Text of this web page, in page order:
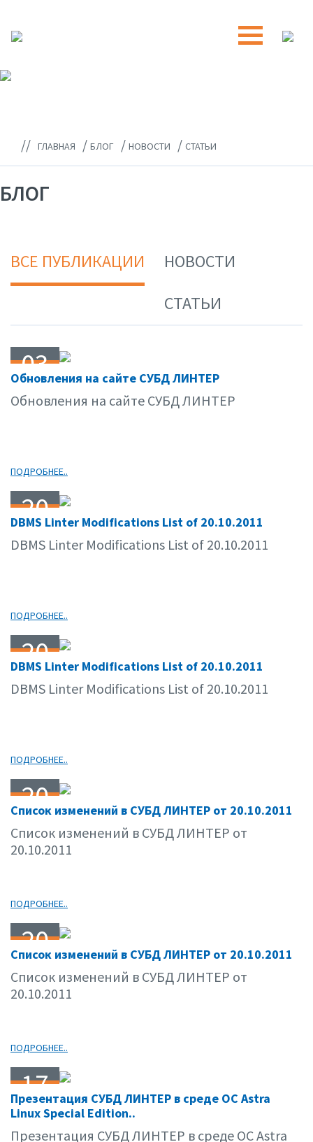
// ГЛАВНАЯ / БЛОГ / НОВОСТИ / СТАТЬИ
БЛОГ
ВСЕ ПУБЛИКАЦИИ
НОВОСТИ
СТАТЬИ
03
11.11
Обновления на сайте СУБД ЛИНТЕР
Обновления на сайте СУБД ЛИНТЕР
ПОДРОБНЕЕ..
20
10.11
DBMS Linter Modifications List of 20.10.2011
DBMS Linter Modifications List of 20.10.2011
ПОДРОБНЕЕ..
20
10.11
DBMS Linter Modifications List of 20.10.2011
DBMS Linter Modifications List of 20.10.2011
ПОДРОБНЕЕ..
20
10.11
Список изменений в СУБД ЛИНТЕР от 20.10.2011
Список изменений в СУБД ЛИНТЕР от
20.10.2011
ПОДРОБНЕЕ..
20
10.11
Список изменений в СУБД ЛИНТЕР от 20.10.2011
Список изменений в СУБД ЛИНТЕР от
20.10.2011
ПОДРОБНЕЕ..
17
10.11
Презентация СУБД ЛИНТЕР в среде ОС Astra
Linux Special Edition..
Презентация СУБД ЛИНТЕР в среде ОС Astra